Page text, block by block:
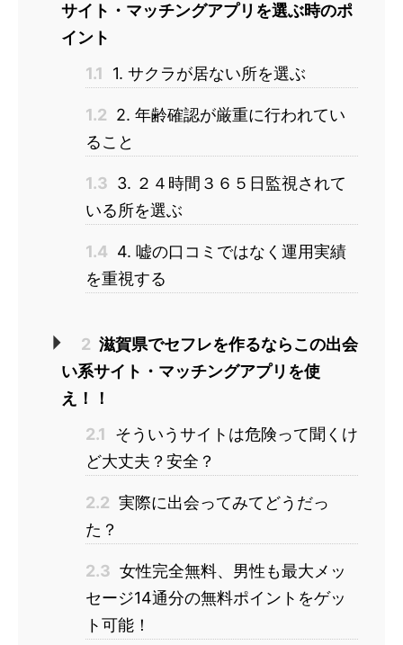
サイト・マッチングアプリを選ぶ時のポ
イント
1.1
1. サクラが居ない所を選ぶ
1.2 2. 年齢確認が厳重に行われてい
ること
1.3 3. ２４時間３６５日監視されて
いる所を選ぶ
1.4 4. 嘘の口コミではなく運用実績
を重視する
2 滋賀県でセフレを作るならこの出会
い系サイト・マッチングアプリを使
え！！
2.1
そういうサイトは危険って聞くけ
ど大丈夫？安全？
2.2 実際に出会ってみてどうだっ
た？
2.3 女性完全無料、男性も最大メッ
セージ14通分の無料ポイントをゲッ
ト可能！